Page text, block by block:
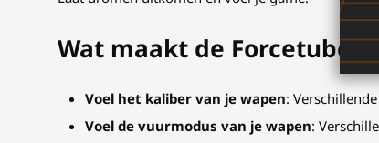
Wat maakt de Forcetube
Voel het kaliber van je wapen:
Voel de vuurmodus van je wapen: